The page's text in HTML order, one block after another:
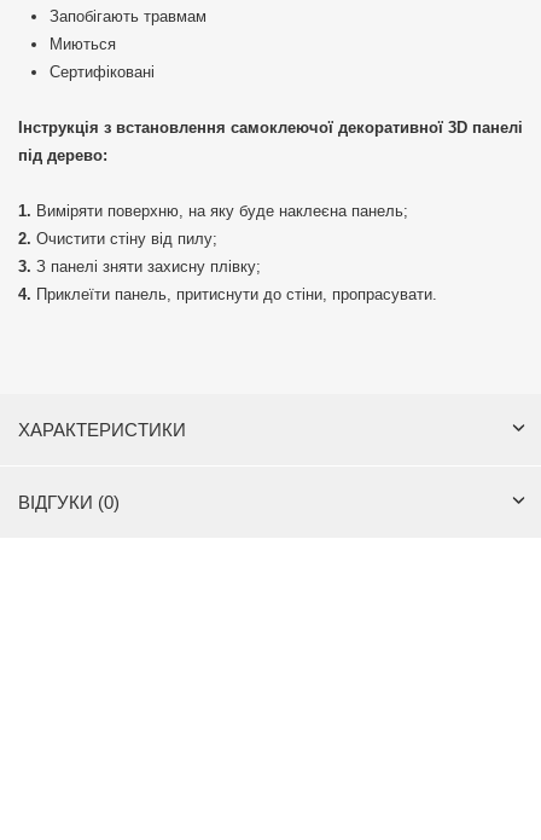
Запобігають травмам
Миються
Сертифіковані
Інструкція з встановлення самоклеючої декоративної 3D панелі
під дерево:
Виміряти поверхню, на яку буде наклеєна панель;
Очистити стіну від пилу;
З панелі зняти захисну плівку;
Приклеїти панель, притиснути до стіни, пропрасувати.
ХАРАКТЕРИСТИКИ
ВІДГУКИ (0)